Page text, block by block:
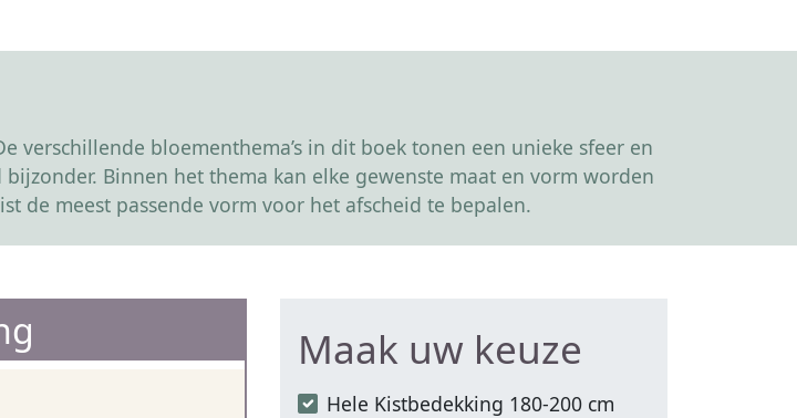
verschillende bloementhema’s in dit boek tonen een unieke sfeer en
Binnen het thema kan elke gewenste maat en vorm worden
de meest passende vorm voor het afscheid te bepalen.
Maak uw keuze
Hele Kistbedekking 180-200 cm